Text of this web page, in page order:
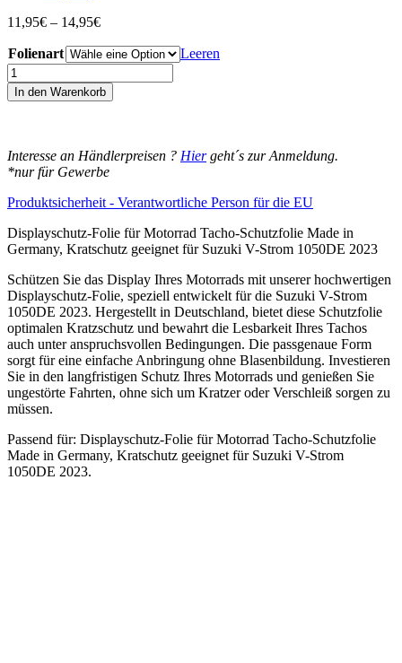
11,95€ – 14,95€Preisspanne:
bis
14,95€
Folienart
Leeren
Display
Tacho
Schutzfolie
Suzuki
V-
Strom
1050DE
klar.
Menge
In den Warenkorb
Interesse an Händlerpreisen ? Hiergeht´s zur Anmeldung.
*nur für Gewerbe
Produktsicherheit - Verantwortliche Person für die EU
Displayschutz-Folie für Motorrad Tacho-Schutzfolie Made in
Germany, Kratschutz geeignet für Suzuki V-Strom 1050DE 2023
Schützen Sie das Display Ihres Motorrads mit unserer hochwertigen
Displayschutz-Folie, speziell entwickelt für die Suzuki V-Strom
1050DE 2023. Hergestellt in Deutschland, bietet diese Schutzfolie
optimalen Kratzschutz und bewahrt die Lesbarkeit Ihres Tachos
auch unter anspruchsvollen Bedingungen. Die passgenaue Form
sorgt für eine einfache Anbringung ohne Blasenbildung. Investieren
Sie in den langfristigen Schutz Ihres Motorrads und genießen Sie
ungestörte Fahrten, ohne sich um Kratzer oder Verschleiß sorgen zu
müssen.
Passend für: Displayschutz-Folie für Motorrad Tacho-Schutzfolie
Made in Germany, Kratschutz geeignet für Suzuki V-Strom
1050DE 2023.